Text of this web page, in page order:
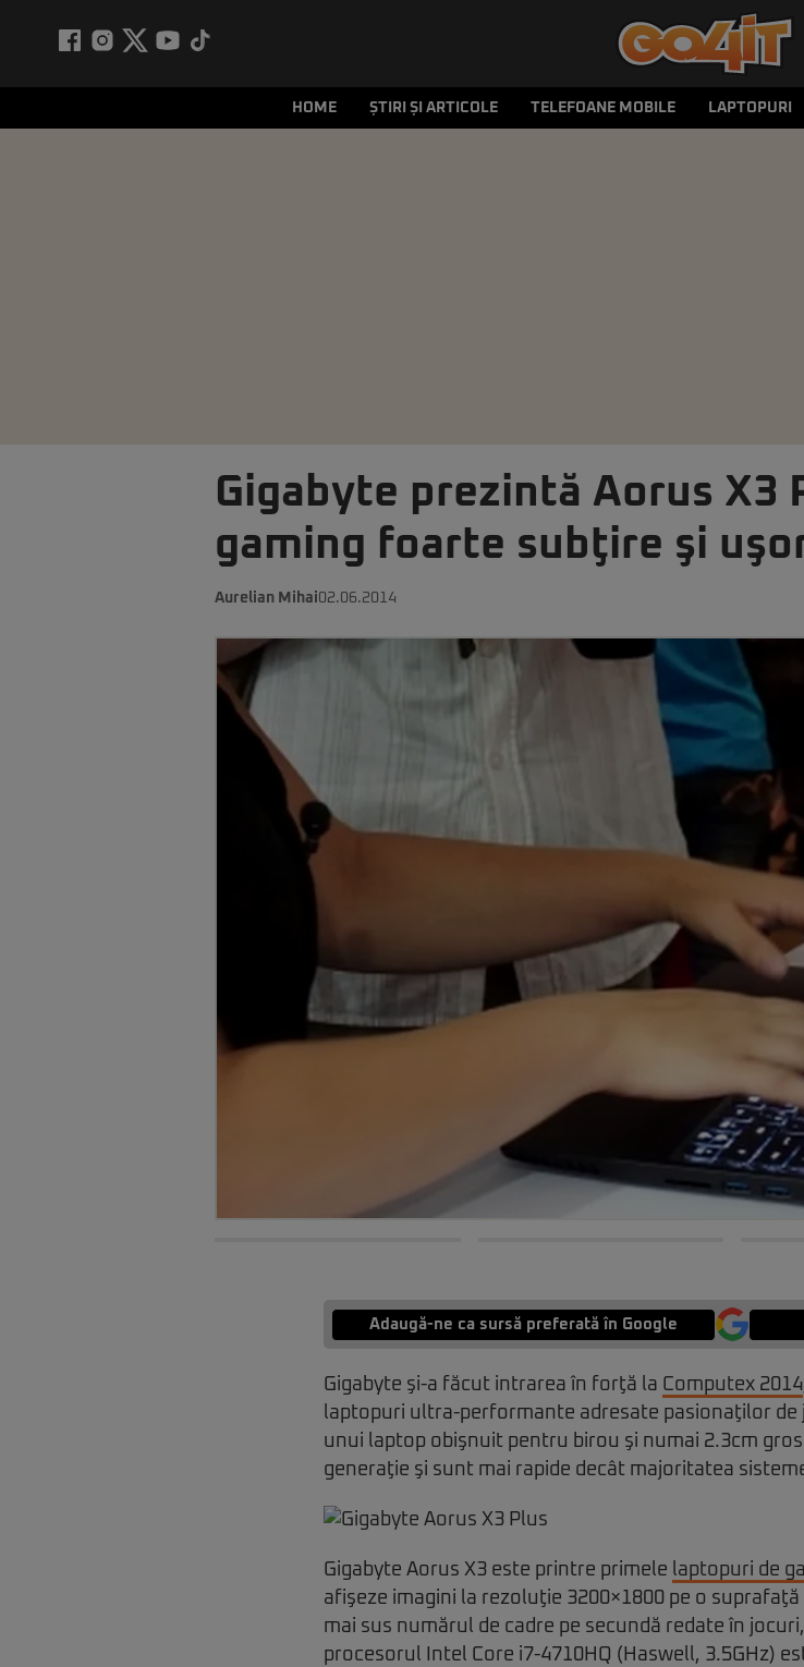
HOME ȘTIRI ȘI ARTICOLE TELEFOANE MOBILE LAPTOPURI
Gigabyte prezintă Aorus X3
gaming foarte subţire şi
Aurelian Mihai02.06.2014
Adaugă-ne ca sursă preferată în Google
Gigabyte şi-a făcut intrarea în forţă la Computex 2014
laptopuri ultra-performante adresate pasionaţilor de
unui laptop obişnuit pentru birou şi numai 2.3cm
generaţie şi sunt mai rapide decât majoritatea
Gigabyte Aorus X3 este printre primele laptopuri de
afişeze imagini la rezoluţie 3200×1800 pe o
mai sus numărul de cadre pe secundă redate în
procesorul Intel Core i7-4710HQ (Haswell, 3.5GHz)